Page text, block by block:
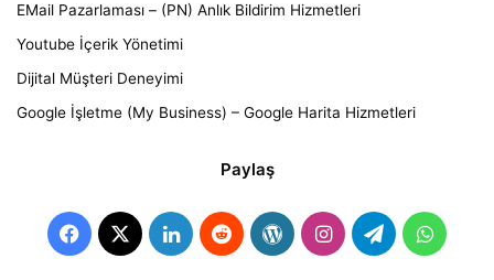
EMail Pazarlaması – (PN) Anlık Bildirim Hizmetleri
Youtube İçerik Yönetimi
Dijital Müşteri Deneyimi
Google İşletme (My Business) – Google Harita Hizmetleri
Paylaş